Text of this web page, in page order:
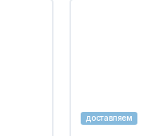
доставляем